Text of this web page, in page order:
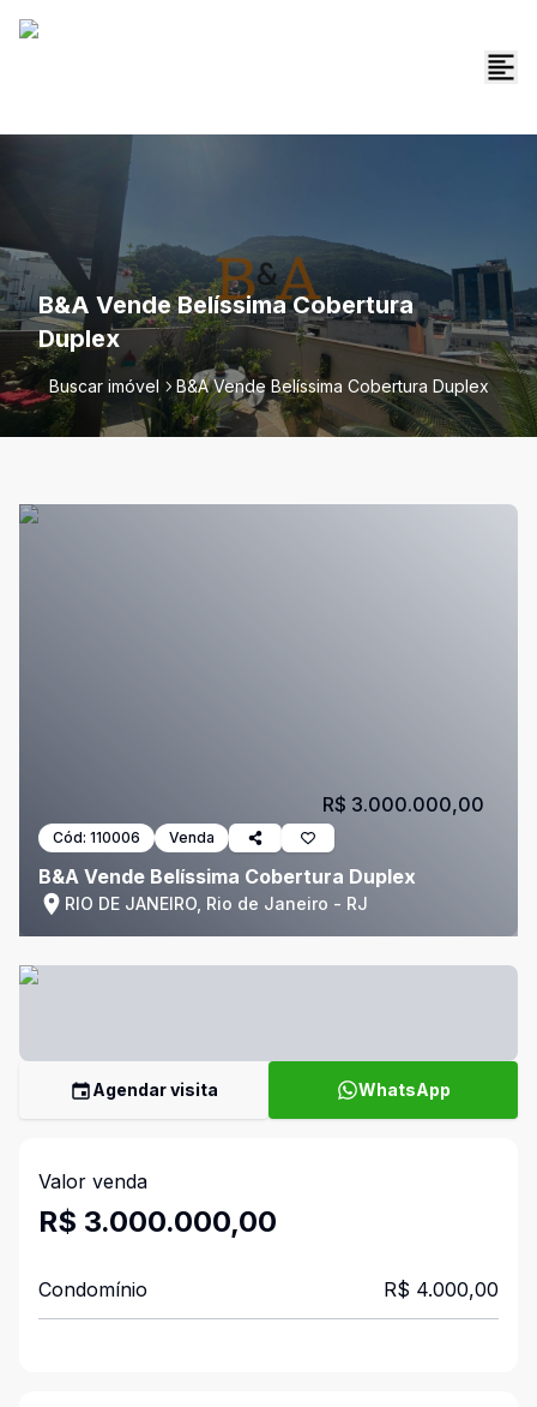
B&A Vende Belíssima Cobertura
Duplex
Buscar imóvel B&A Vende Belíssima Cobertura Duplex
Cód: 110006 Venda
B&A Vende Belíssima Cobertura Duplex
RIO DE JANEIRO, Rio de Janeiro - RJ
R$ 3.000.000,00
Agendar visita WhatsApp
Valor venda
R$ 3.000.000,00
Condomínio R$ 4.000,00